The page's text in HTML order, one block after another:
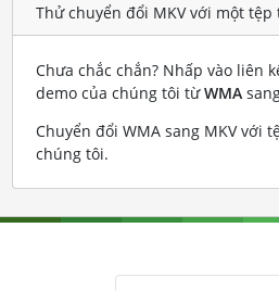
Thử chuyển đổi MKV với một tệp
Chưa chắc chắn? Nhấp vào liên
demo của chúng tôi từWMA
Chuyển đổi WMA sang MKV với
chúng tôi.